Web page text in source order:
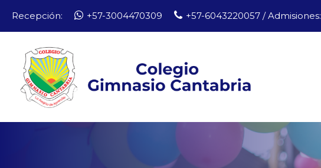
Recepción: +57-3004470309 +57-6043220057 / Admisiones: